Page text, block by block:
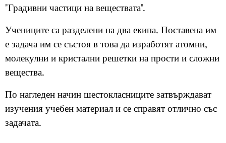
"Градивни частици на веществата".
Учениците са разделени на два екипа. Поставена им
е задача им се състоя в това да изработят атомни,
молекулни и кристални решетки на прости и сложни
вещества.
По нагледен начин шестокласниците затвърждават
изучения учебен материал и се справят отлично със
задачата.